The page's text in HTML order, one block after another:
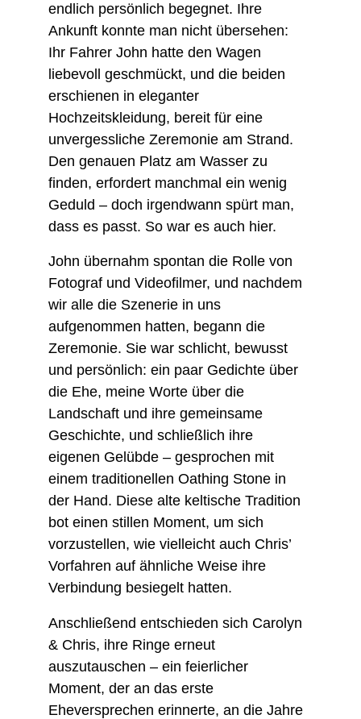
endlich persönlich begegnet. Ihre
Ankunft konnte man nicht übersehen:
Ihr Fahrer John hatte den Wagen
liebevoll geschmückt, und die beiden
erschienen in eleganter
Hochzeitskleidung, bereit für eine
unvergessliche Zeremonie am Strand.
Den genauen Platz am Wasser zu
finden, erfordert manchmal ein wenig
Geduld – doch irgendwann spürt man,
dass es passt. So war es auch hier.
John übernahm spontan die Rolle von
Fotograf und Videofilmer, und nachdem
wir alle die Szenerie in uns
aufgenommen hatten, begann die
Zeremonie. Sie war schlicht, bewusst
und persönlich: ein paar Gedichte über
die Ehe, meine Worte über die
Landschaft und ihre gemeinsame
Geschichte, und schließlich ihre
eigenen Gelübde – gesprochen mit
einem traditionellen Oathing Stone in
der Hand. Diese alte keltische Tradition
bot einen stillen Moment, um sich
vorzustellen, wie vielleicht auch Chris’
Vorfahren auf ähnliche Weise ihre
Verbindung besiegelt hatten.
Anschließend entschieden sich Carolyn
& Chris, ihre Ringe erneut
auszutauschen – ein feierlicher
Moment, der an das erste
Eheversprechen erinnerte, an die Jahre